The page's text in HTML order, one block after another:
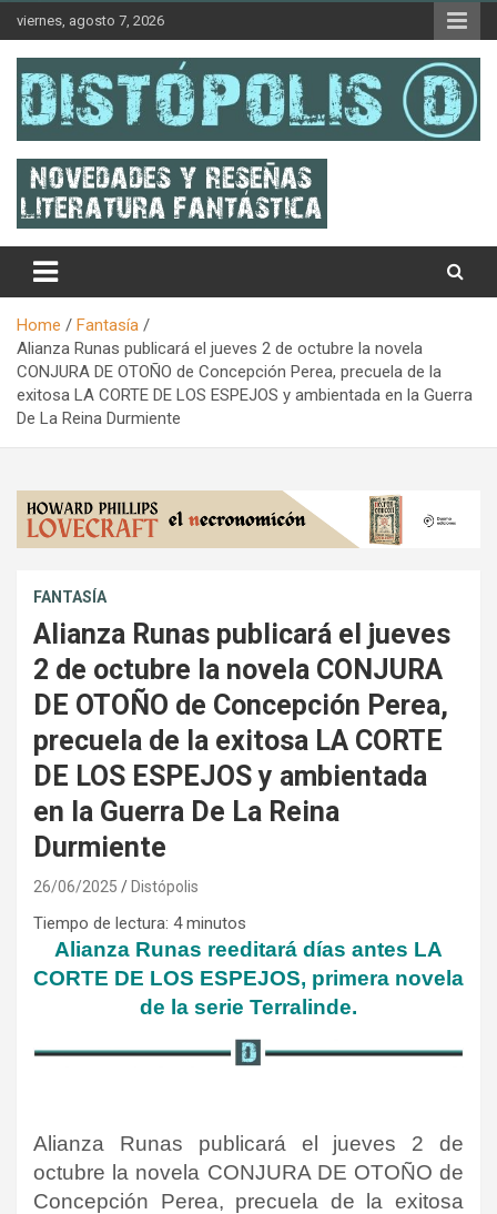
content
viernes, agosto 7, 2026
Distópolis
Home
Fantasía
Alianza Runas publicará el jueves 2 de octubre la novela
CONJURA DE OTOÑO de Concepción Perea, precuela de la
exitosa LA CORTE DE LOS ESPEJOS y ambientada en la Guerra
De La Reina Durmiente
FANTASÍA
Alianza Runas publicará el jueves
2 de octubre la novela CONJURA
DE OTOÑO de Concepción Perea,
precuela de la exitosa LA CORTE
DE LOS ESPEJOS y ambientada
en la Guerra De La Reina
Durmiente
26/06/2025 Distópolis
Tiempo de lectura: 4 minutos
Alianza Runas reeditará días antes LA
CORTE DE LOS ESPEJOS, primera novela
de la serie Terralinde.
Alianza Runas publicará el jueves 2 de
octubre la novela CONJURA DE OTOÑO de
Concepción Perea, precuela de la exitosa